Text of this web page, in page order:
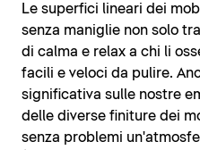
Le superfici lineari dei
senza maniglie non solo
di calma e relax a chi li
facili e veloci da pulire.
significativa sulle nostre
delle diverse finiture dei
senza problemi